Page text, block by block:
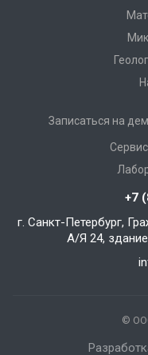
Записаться на
+7
г. Санкт-Петербург,
А/Я 24, здание
©